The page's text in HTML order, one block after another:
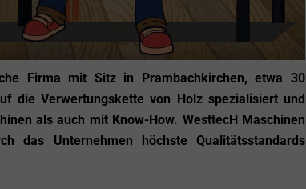
Firma mit Sitz in Prambachkirchen, etwa 30
die Verwertungskette von Holz spezialisiert und
als auch mit Know-How. WesttecH Maschinen
das Unternehmen höchste Qualitätsstandards